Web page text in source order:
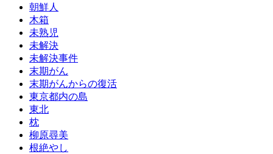
朝鮮人
木箱
未熟児
未解決
未解決事件
末期がん
末期がんからの復活
東京都内の島
東北
枕
柳原尋美
根絶やし